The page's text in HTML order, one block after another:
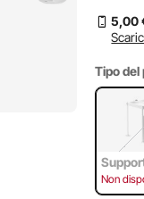
5,00
Tipo
llo
Non